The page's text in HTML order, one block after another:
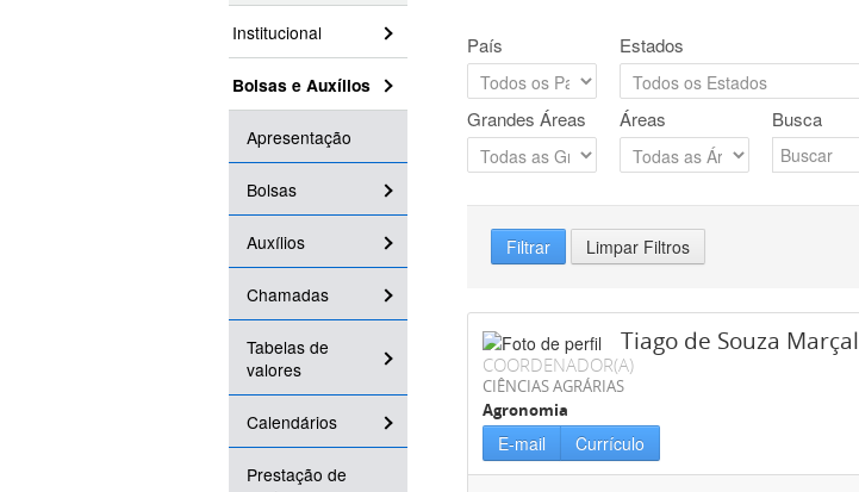
Institucional
Bolsas e Auxílios
Apresentação
Bolsas
Auxílios
Chamadas
Tabelas de
valores
Calendários
Prestação de
País Estados
Grandes Áreas Áreas Busca
Filtrar Limpar Filtros
Tiago de Souza Marçal
COORDENADOR(A)
CIÊNCIAS AGRÁRIAS
Agronomia
E-mail Currículo